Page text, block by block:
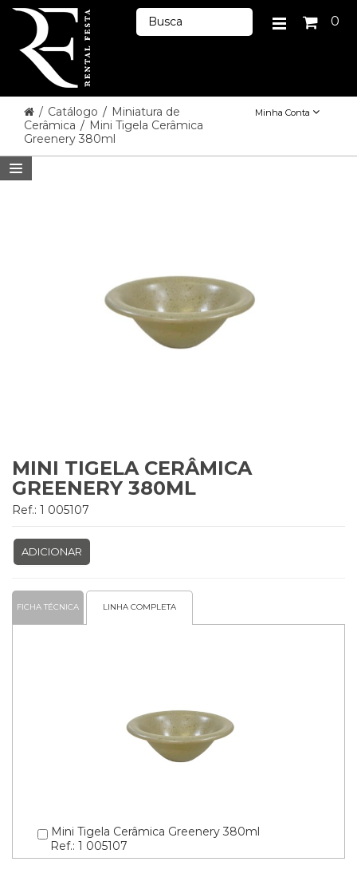
0
/ Catálogo / Miniatura de
Cerâmica / Mini Tigela Cerâmica
Greenery 380ml
Minha Conta
MINI TIGELA CERÂMICA
GREENERY 380ML
Ref.: 1 005107
ADICIONAR
FICHA TÉCNICA LINHA COMPLETA
Mini Tigela Cerâmica Greenery 380ml
Ref.: 1 005107